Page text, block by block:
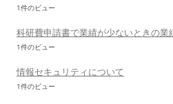
1件のビュー
科研費申請書で業績が少ないときの業
1件のビュー
情報セキュリティについて
1件のビュー